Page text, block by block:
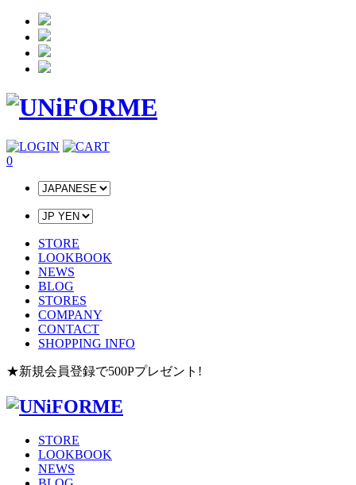
0
STORE
LOOKBOOK
NEWS
BLOG
STORES
COMPANY
CONTACT
SHOPPING INFO
★新規会員登録で500Pプレゼント!
STORE
LOOKBOOK
NEWS